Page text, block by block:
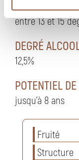
entre 13 et 15
DEGRÉ
12,5%
POTENTIEL DE
jusqu'à 8 ans
Fruité
Structure